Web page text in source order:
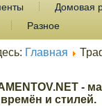
Домовая
Разное
Главная
-
и стилей.